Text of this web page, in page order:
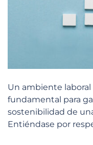
Un ambiente
fundamental para
sostenibilidad de
Entiéndase por